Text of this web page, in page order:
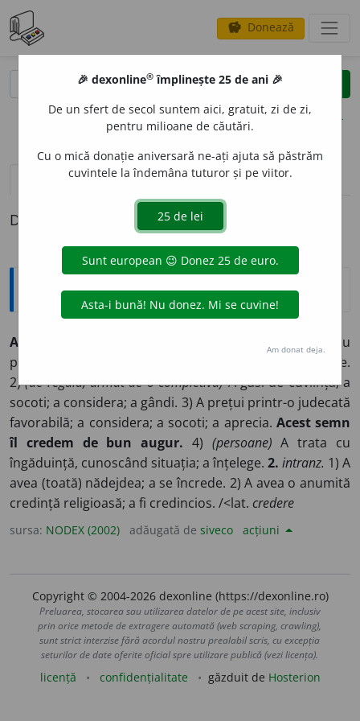
savings Donează
clear
opțiuni
definiții (1) pronunțievolume_up (50)
Definiția cu ID-ul 329986:
Explicative DEX
A CR
1) A accepta ca fiind adevărat sau
posibil.
se înțelege de la sine.
2)(de regulă, urmat de o completivă)A găsi de cuviință; a
socoti; a considera; a gândi. 3) A prețui printr-o judecată
favorabilă; a considera; a socoti; a aprecia. Acest semn
îl credem de bun augur. 4) (persoane) A trata cu
îngăduință, cunoscând situația; a înțelege. 2. intranz. 1) A
avea (toată) nădejdea; a se încrede. 2) A avea o anumită
credință religioasă; a fi credincios. /<lat. credere
sursa: NODEX (2002) adăugată de siveco acțiuni
Copyright © 2004-2026 dexonline (https://dexonline.ro)
Preluarea, stocarea sau utilizarea datelor de pe acest site, inclusiv
prin orice metode de extragere automată (web scraping, crawling),
sunt strict interzise fără acordul nostru prealabil scris, cu excepția
seturilor de date oferite oficial spre utilizare publică (vezi licența).
licență confidențialitate găzduit de Hosterion
🎉 dexonline® împlinește 25 de ani 🎉
De un sfert de secol suntem aici, gratuit, zi de zi,
pentru milioane de căutări.
Cu o mică donație aniversară ne-ați ajuta să păstrăm
cuvintele la îndemâna tuturor și pe viitor.
Am donat deja.